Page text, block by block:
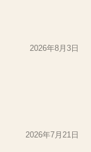
2026年8月3日
2026年7月21日